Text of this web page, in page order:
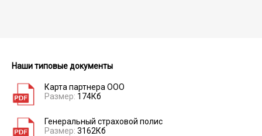
Наши типовые документы
Карта партнера ООО
Размер: 174Кб
Генеральный страховой полис
Размер: 3162Кб